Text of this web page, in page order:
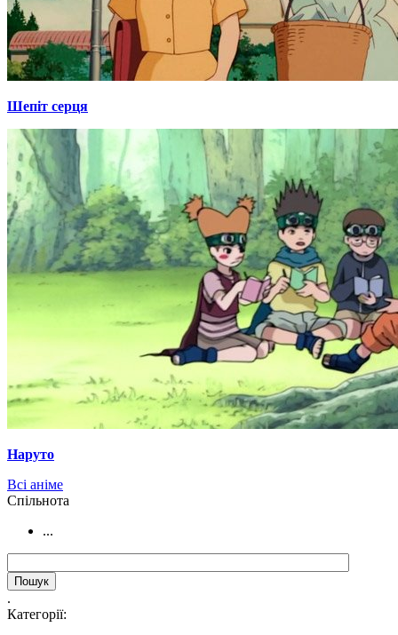
Шепіт серця
Наруто
Всі аніме
Cпільнота
...
.
Категорії: